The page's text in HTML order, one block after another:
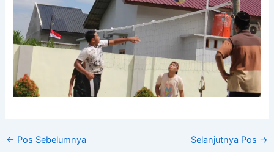
← Pos Sebelumnya Selanjutnya Pos →